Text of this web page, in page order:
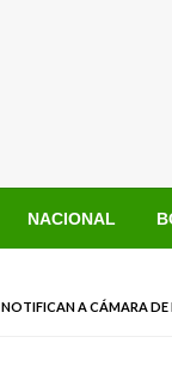
NACIONAL
NOTIFICAN A CÁMARA DE